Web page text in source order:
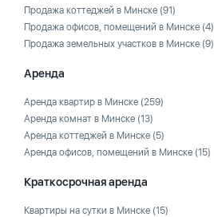
Продажа коттеджей в Минске (91)
Продажа офисов, помещений в Минске (4)
Продажа земельных участков в Минске (9)
Аренда
Аренда квартир в Минске (259)
Аренда комнат в Минске (13)
Аренда коттеджей в Минске (5)
Аренда офисов, помещений в Минске (15)
Краткосрочная аренда
Квартиры на сутки в Минске (15)